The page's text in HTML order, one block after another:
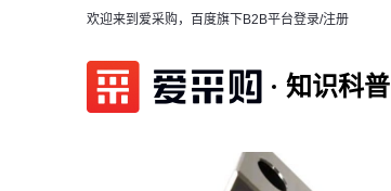
欢迎来到爱采购，百度旗下B2B平台登录/注册
知识科普